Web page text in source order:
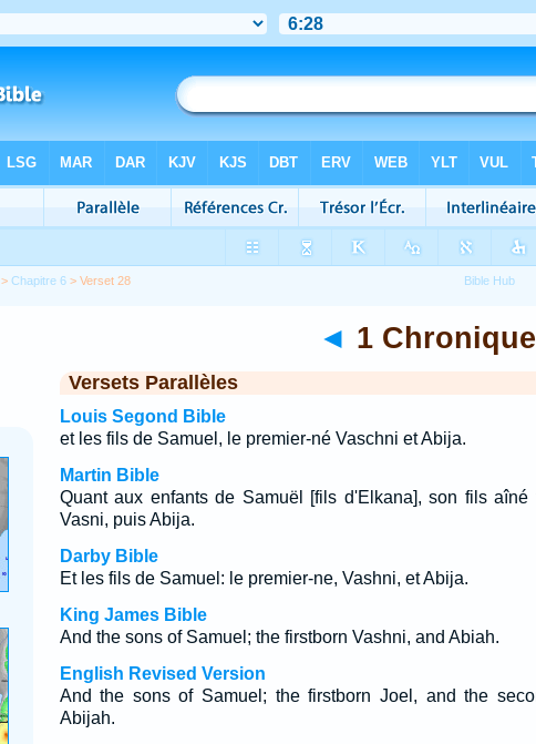
>Chapitre 6 > Verset 28
◄ 1
Versets Parallèles
Louis Segond Bible
et les fils de Samuel, le premier-né Vaschni et Abija.
Martin Bible
Quant aux enfants de Samuël [fils d'Elkana], son fils aîné
Vasni, puis Abija.
Darby Bible
Et les fils de Samuel: le premier-ne, Vashni, et Abija.
King James Bible
And the sons of Samuel; the firstborn Vashni, and Abiah.
English Revised Version
And the sons of Samuel; the firstborn Joel, and the
Abijah.